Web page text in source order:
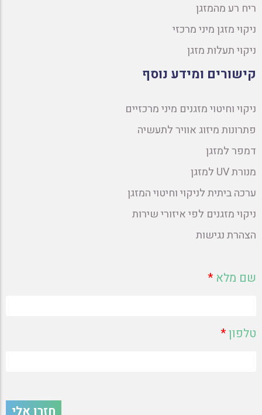
ריח רע מהמזגן
ניקוי מזגן מיני מרכזי
ניקוי תעלות מזגן
קישורים ומידע נוסף
ניקוי וחיטוי מזגנים מיני מרכזיים
פתרונות מיזוג אוויר לתעשיה
דמפר למזגן
מנורת UV למזגן
ערכה ביתית לניקוי וחיטוי המזגן
ניקוי מזגנים לפי איזורי שירות
הצהרת נגישות
שם מלא *
טלפון*
חזרו אלי